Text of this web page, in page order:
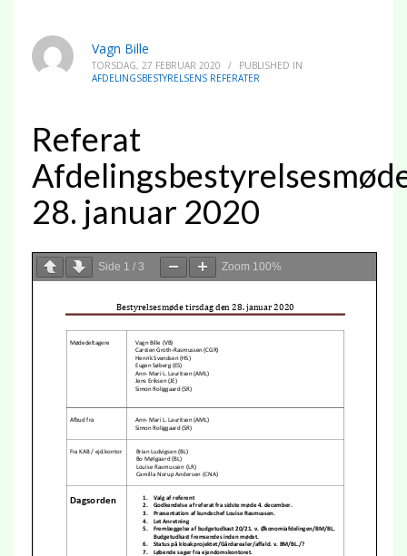
Vagn Bille
TORSDAG, 27 FEBRUAR 2020 /
PUBLISHED IN
AFDELINGSBESTYRELSENS REFERATER
Referat
28. januar 2020
Side 1 / 3 Zoom 100%